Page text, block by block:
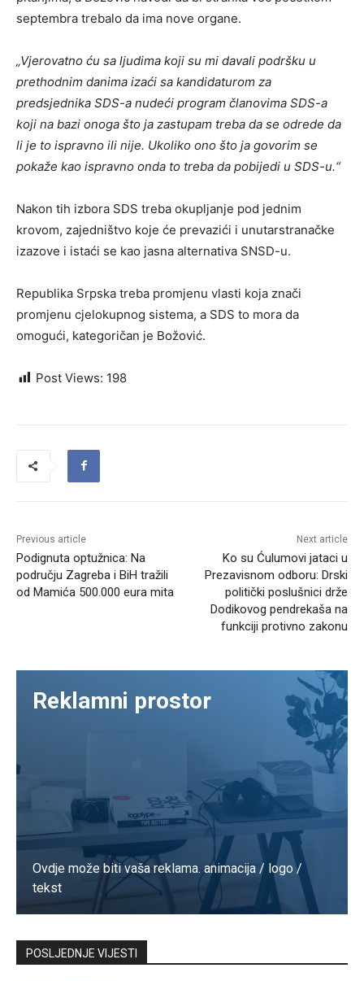
septembra trebalo da ima nove organe.
„Vjerovatno ću sa ljudima koji su mi davali podršku u
prethodnim danima izaći sa kandidaturom za
predsjednika SDS-a nudeći program članovima SDS-a
koji na bazi onoga što ja zastupam treba da se odrede da
li je to ispravno ili nije. Ukoliko ono što ja govorim se
pokaže kao ispravno onda to treba da pobijedi u SDS-u.“
Nakon tih izbora SDS treba okupljanje pod jednim
krovom, zajedništvo koje će prevazići i unutarstranačke
izazove i istaći se kao jasna alternativa SNSD-u.
Republika Srpska treba promjenu vlasti koja znači
promjenu cjelokupnog sistema, a SDS to mora da
omogući, kategoričan je Božović.
Post Views: 198
Previous article
Podignuta optužnica: Na
području Zagreba i BiH tražili
od Mamića 500.000 eura mita
Next article
Ko su Ćulumovi jataci u
Prezavisnom odboru: Drski
politički poslušnici drže
Dodikovog pendrekaša na
funkciji protivno zakonu
Reklamni prostor
Ovdje može biti vaša reklama. animacija / logo /
tekst
Kontaktirajte nas
POSLJEDNJE VIJESTI